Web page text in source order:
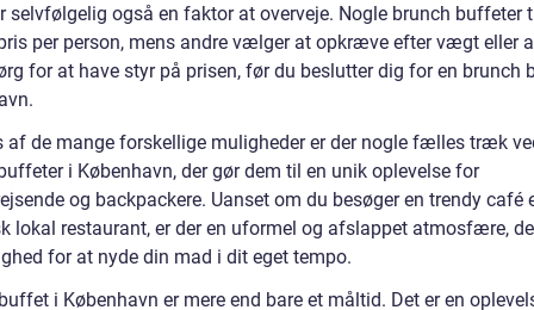
selvfølgelig også en faktor at overveje. Nogle brunch buffeter
per person, mens andre vælger at opkræve efter vægt eller
for at have styr på prisen, før du beslutter dig for en brunch
af de mange forskellige muligheder er der nogle fælles træk
i København, der gør dem til en unik oplevelse for
og backpackere. Uanset om du besøger en trendy café
lokal restaurant, er der en uformel og afslappet atmosfære,
for at nyde din mad i dit eget tempo.
i København er mere end bare et måltid. Det er en